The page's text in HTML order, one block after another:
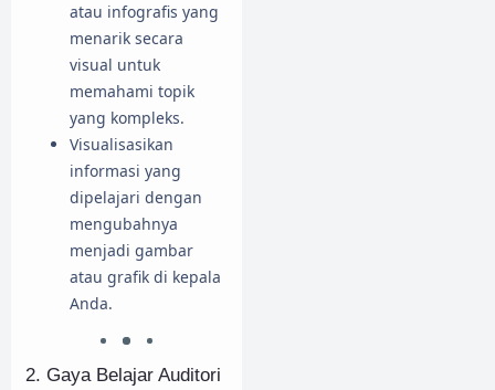
atau infografis yang
menarik secara
visual untuk
memahami topik
yang kompleks.
Visualisasikan
informasi yang
dipelajari dengan
mengubahnya
menjadi gambar
atau grafik di kepala
Anda.
2. Gaya Belajar Auditori